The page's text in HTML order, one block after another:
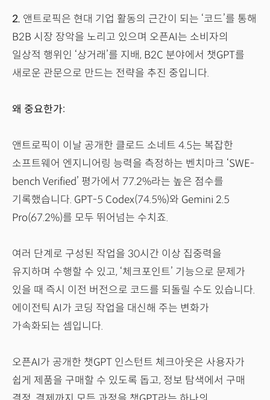
2. 앤트로픽은 현대 기업 활동의 근간이 되는 ‘코드’를 통해
B2B 시장 장악을 노리고 있으며 오픈AI는 소비자의
일상적 행위인 ‘상거래’를 지배, B2C 분야에서 챗GPT를
새로운 관문으로 만드는 전략을 추진 중입니다.
왜 중요한가:
앤트로픽이 이날 공개한 클로드 소네트 4.5는 복잡한
소프트웨어 엔지니어링 능력을 측정하는 벤치마크 ‘SWE-
bench Verified’ 평가에서 77.2%라는 높은 점수를
기록했습니다. GPT-5 Codex(74.5%)와 Gemini 2.5
Pro(67.2%)를 모두 뛰어넘는 수치죠.
여러 단계로 구성된 작업을 30시간 이상 집중력을
유지하며 수행할 수 있고, ‘체크포인트’ 기능으로 문제가
있을 때 즉시 이전 버전으로 코드를 되돌릴 수도 있습니다.
에이전틱 AI가 코딩 작업을 대신해 주는 변화가
가속화되는 셈입니다.
오픈AI가 공개한 챗GPT 인스턴트 체크아웃은 사용자가
쉽게 제품을 구매할 수 있도록 돕고, 정보 탐색에서 구매